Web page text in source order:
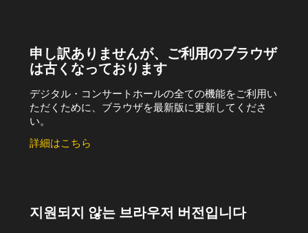
申し訳ありませんが、ご利用のブラウザ
は古くなっております
デジタル・コンサートホールの全ての機能をご利用い
ただくために、ブラウザを最新版に更新してくださ
い。
詳細はこちら
지원되지 않는 브라우저 버전입니다